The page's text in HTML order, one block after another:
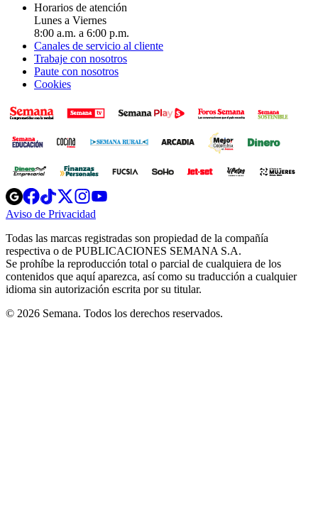
Horarios de atención
Lunes a Viernes
8:00 a.m. a 6:00 p.m.
Canales de servicio al cliente
Trabaje con nosotros
Paute con nosotros
Cookies
Opens
in
new
Opens
in
new
Opens
in
new
window
Opens
new
windowwindow
Aviso de Privacidad
new
window
Todas las marcas registradas son propiedad de la compañía
respectiva o de PUBLICACIONES SEMANA S.A.
Se prohíbe la reproducción total o parcial de cualquiera de los
contenidos que aquí aparezca, así como su traducción a cualquier
idioma sin autorización escrita por su titular.
© 2026 Semana. Todos los derechos reservados.